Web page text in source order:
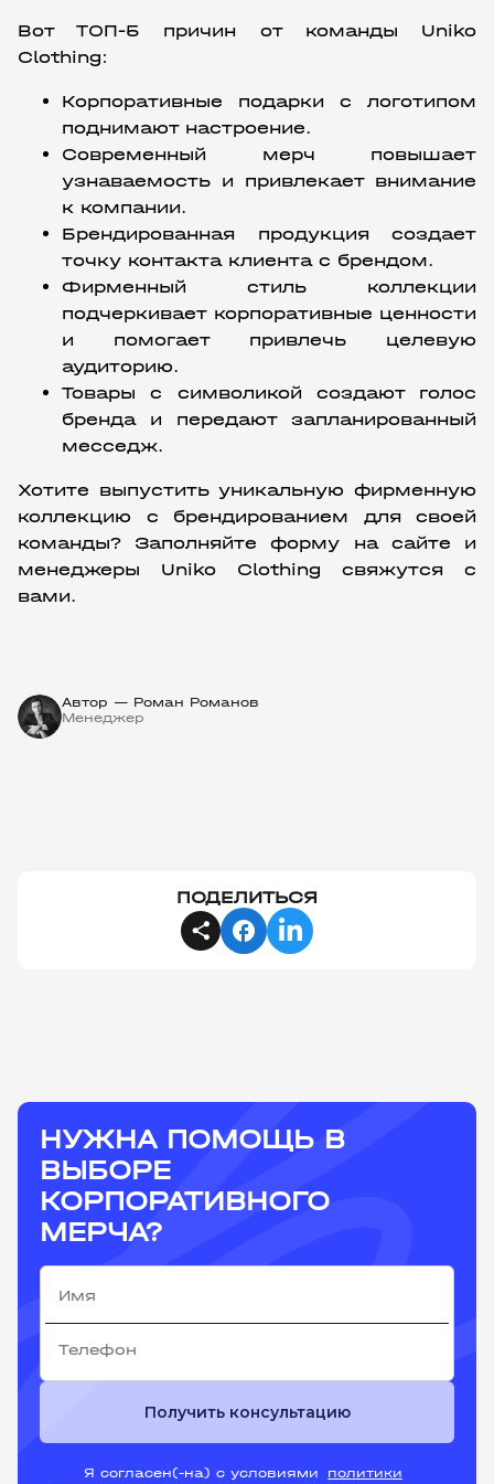
Вот ТОП-5 причин от команды Uniko
Clothing:
Корпоративные подарки с логотипом
поднимают настроение.
Современный мерч повышает
узнаваемость и привлекает внимание
к компании.
Брендированная продукция создает
точку контакта клиента с брендом.
Фирменный стиль коллекции
подчеркивает корпоративные ценности
и помогает привлечь целевую
аудиторию.
Товары с символикой создают голос
бренда и передают запланированный
месседж.
Хотите выпустить уникальную фирменную
коллекцию с брендированием для своей
команды? Заполняйте форму на сайте и
менеджеры Uniko Clothing свяжутся с
вами.
Автор — Роман Романов
Менеджер
ПОДЕЛИТЬСЯ
share facebook
НУЖНА ПОМОЩЬ В
ВЫБОРЕ
КОРПОРАТИВНОГО
МЕРЧА?
Получить консультацию
Я согласен(-на) с условиями
политики